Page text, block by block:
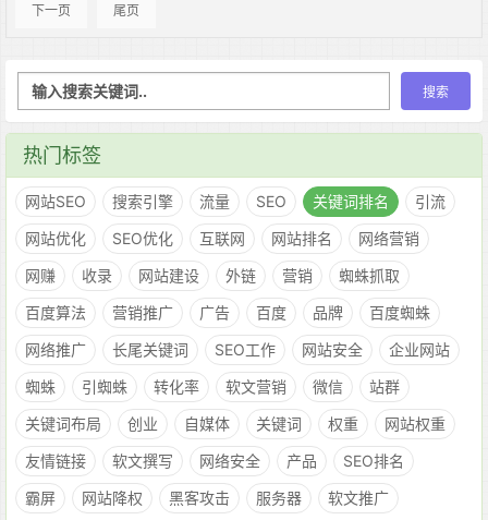
下一页 尾页
热门标签
网站SEO 搜索引擎 流量 SEO 关键词排名
引流
网站优化
SEO优化 互联网 网站排名
网络营销
网赚
收录 网站建设 外链 营销
蜘蛛抓取
百度算法
营销推广 广告 百度 品牌
百度蜘蛛
网络推广
长尾关键词 SEO工作 网站安全
企业网站
蜘蛛
引蜘蛛 转化率 软文营销 微信
站群
关键词布局
创业 自媒体 关键词 权重
网站权重
友情链接
软文撰写 网络安全 产品
SEO排名
霸屏
网站降权 黑客攻击 服务器 软文推广